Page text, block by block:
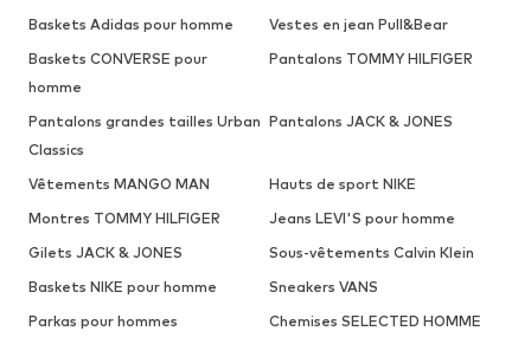
Baskets Adidas pour homme
Vestes en jean Pull&Bear
Baskets CONVERSE pour
homme
Pantalons TOMMY HILFIGER
Pantalons grandes tailles Urban
Classics
Pantalons JACK & JONES
Vêtements MANGO MAN
Hauts de sport NIKE
Montres TOMMY HILFIGER
Jeans LEVI'S pour homme
Gilets JACK & JONES
Sous-vêtements Calvin Klein
Baskets NIKE pour homme
Sneakers VANS
Parkas pour hommes
Chemises SELECTED HOMME